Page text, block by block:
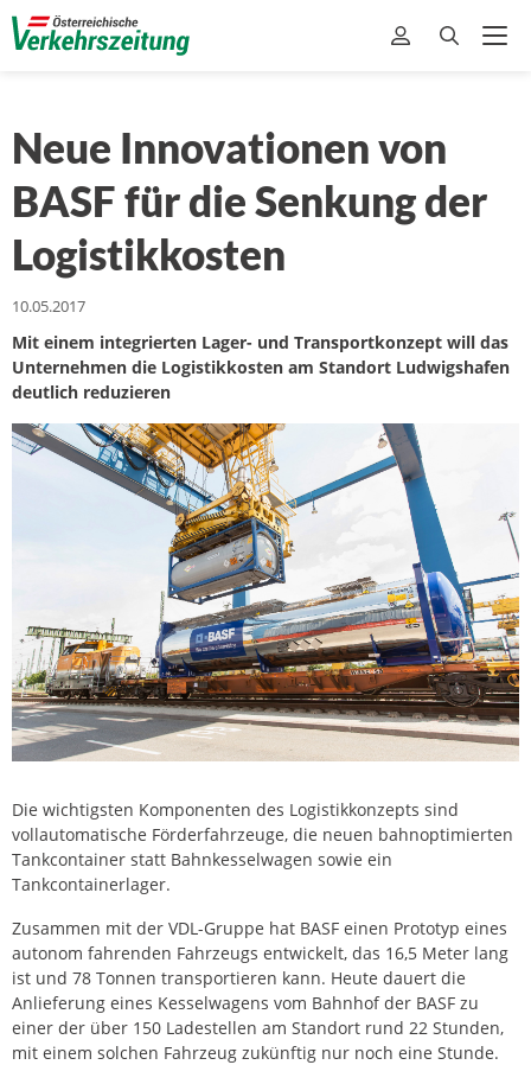
Neue Innovationen von
BASF für die Senkung der
Logistikkosten
10.05.2017
Mit einem integrierten Lager- und Transportkonzept will das
Unternehmen die Logistikkosten am Standort Ludwigshafen
deutlich reduzieren
Die wichtigsten Komponenten des Logistikkonzepts sind
vollautomatische Förderfahrzeuge, die neuen bahnoptimierten
Tankcontainer statt Bahnkesselwagen sowie ein
Tankcontainerlager.
Zusammen mit der VDL-Gruppe hat BASF einen Prototyp eines
autonom fahrenden Fahrzeugs entwickelt, das 16,5 Meter lang
ist und 78 Tonnen transportieren kann. Heute dauert die
Anlieferung eines Kesselwagens vom Bahnhof der BASF zu
einer der über 150 Ladestellen am Standort rund 22 Stunden,
mit einem solchen Fahrzeug zukünftig nur noch eine Stunde.